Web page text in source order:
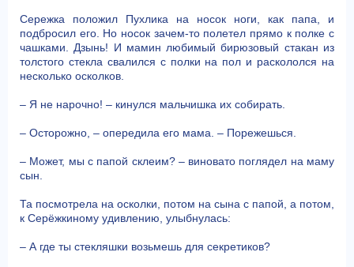
Сережка положил Пухлика на носок ноги, как папа, и
подбросил его. Но носок зачем-то полетел прямо к полке с
чашками. Дзынь! И мамин любимый бирюзовый стакан из
толстого стекла свалился с полки на пол и раскололся на
несколько осколков.
– Я не нарочно! – кинулся мальчишка их собирать.
– Осторожно, – опередила его мама. – Порежешься.
– Может, мы с папой склеим? – виновато поглядел на маму
сын.
Та посмотрела на осколки, потом на сына с папой, а потом,
к Серёжкиному удивлению, улыбнулась:
– А где ты стекляшки возьмешь для секретиков?